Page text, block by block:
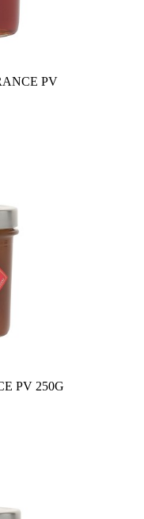
PV
PV 250G